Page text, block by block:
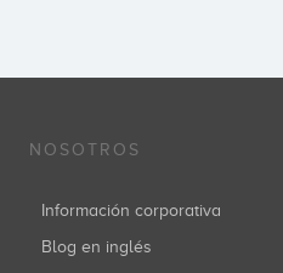
NOSOTROS
Información corporativa
Blog en inglés